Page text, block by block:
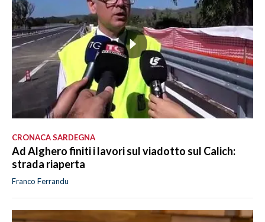
CRONACA SARDEGNA
Ad Alghero finiti i lavori sul viadotto sul Calich:
strada riaperta
Franco Ferrandu